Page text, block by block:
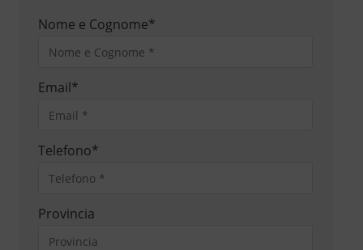
Nome e Cognome*
Email*
Telefono*
Provincia